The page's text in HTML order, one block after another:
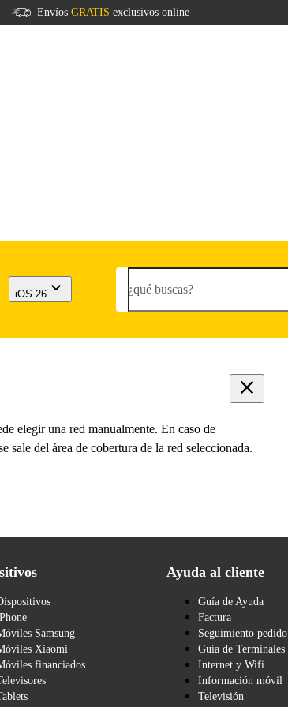
Envíos GRATIS exclusivos online
iOS 26 ¿qué buscas?
elegir una red manualmente. En caso de
del área de cobertura de la red seleccionada.
Samsung
Xiaomi
financiados
Ayuda al cliente
Guía de Ayuda
Factura
Seguimiento pedido
Guía de Terminales
Internet y Wifi
Información móvil
Televisión